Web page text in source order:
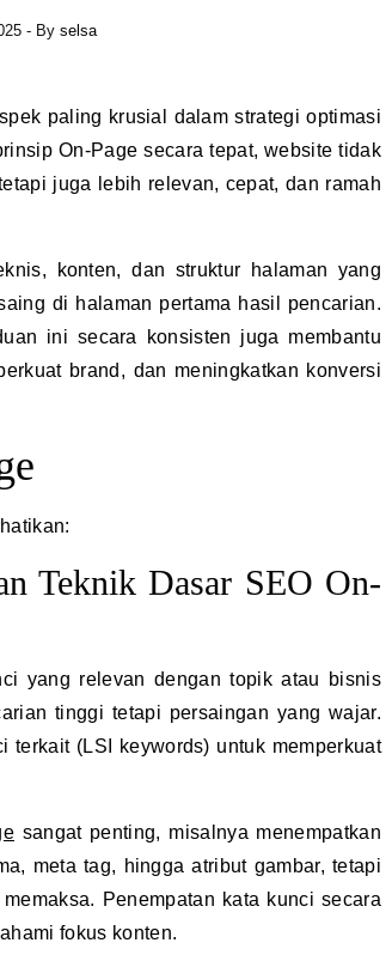
- By selsa
On-Page secara tepat, website tidak
juga lebih relevan, cepat, dan ramah
konten, dan struktur halaman yang
di halaman pertama hasil pencarian.
ini secara konsisten juga membantu
brand, dan meningkatkan konversi
Teknik Dasar SEO On-
yang relevan dengan topik atau bisnis
tinggi tetapi persaingan yang wajar.
(LSI keywords) untuk memperkuat
sangat penting, misalnya menempatkan
meta tag, hingga atribut gambar, tetapi
Penempatan kata kunci secara
fokus konten.